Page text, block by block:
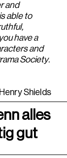
and
able to
have a
and
Society.
Shields
alles
gut